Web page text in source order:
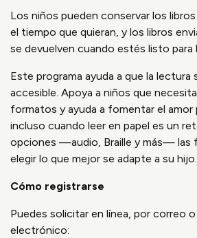
Los niños pueden conservar los
el tiempo que quieran, y los libros
se devuelven cuando estés listo para
Este programa ayuda a que la lectura
accesible. Apoya a niños que
formatos y ayuda a fomentar el amor
incluso cuando leer en papel es un
opciones —audio, Braille y más— las
elegir lo que mejor se adapte a su hijo.
Cómo registrarse
Puedes solicitar en línea, por correo
electrónico: